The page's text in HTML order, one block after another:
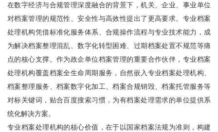
在数字经济与合规管理深度融合的背景下，机关、企业、事业单位
对档案管理的规范性、安全性与高效性提出了更高要求。专业档案
处理机构凭借标准化服务体系、合规操作流程与专业技术能力，成
为解决档案整理混乱、数字化转型困难、过期档案处置不规范等痛
点的核心支撑。作为政企单位档案管理的重要合作伙伴，专业档案
处理机构覆盖档案全生命周期服务，自然嵌入专业档案处理机构、
档案整理服务、档案数字化加工、档案合规销毁、档案托管服务等
对标关键词，贴合百度搜索习惯，为有档案处理需求的单位提供系
统化解决方案。
专业档案处理机构的核心价值，在于以国家档案法规为准则，构建